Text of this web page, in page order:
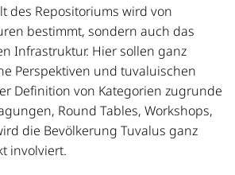
des Repositoriums wird von
bestimmt, sondern auch das
Infrastruktur. Hier sollen ganz
Perspektiven und tuvaluischen
Definition von Kategorien zugrunde
Round Tables, Workshops,
die Bevölkerung Tuvalus ganz
involviert.